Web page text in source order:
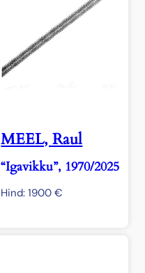
MEEL, Raul
“Igavikku”, 1970/2025
Hind:1900€